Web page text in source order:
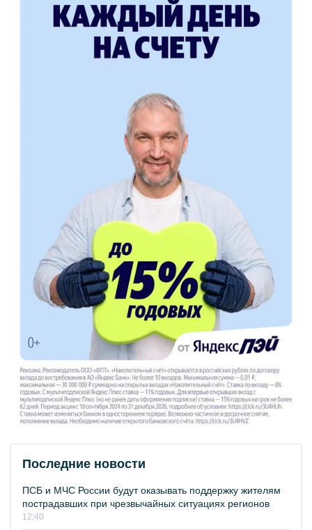
Последние новости
ПСБ и МЧС России будут оказывать поддержку жителям
пострадавших при чрезвычайных ситуациях регионов
12:40